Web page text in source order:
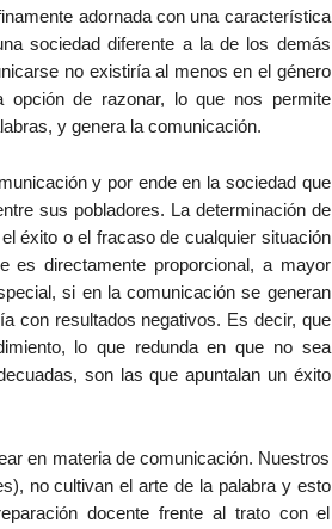
adornada con una característica
sociedad diferente a la de los demás
no existiría al menos en el género
de razonar, lo que nos permite
y genera la comunicación.
y por ende en la sociedad que
sus pobladores. La determinación de
éxito o el fracaso de cualquier situación
es directamente proporcional, a mayor
si en la comunicación se generan
con resultados negativos. Es decir, que
lo que redunda en que no sea
son las que apuntalan un éxito
en materia de comunicación. Nuestros
no cultivan el arte de la palabra y esto
docente frente al trato con el